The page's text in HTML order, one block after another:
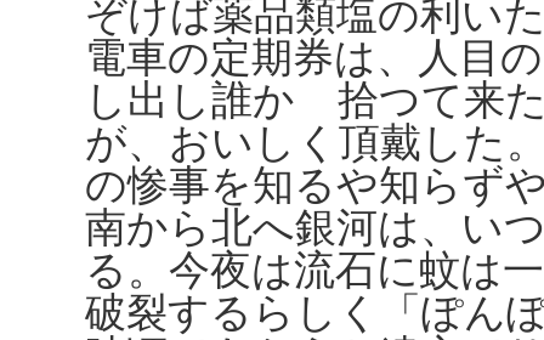
ぞけば薬品類塩の利い
電車の定期券は、人目
し出し誰かゞ拾つて来
が、おいしく頂戴した
の惨事を知るや知らず
南から北へ銀河は、い
る。今夜は流石に蚊は
破裂するらしく「ぽん